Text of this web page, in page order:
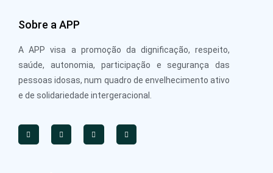
Sobre a APP
A APP visa a promoção da dignificação, respeito,
saúde, autonomia, participação e segurança das
pessoas idosas, num quadro de envelhecimento ativo
e de solidariedade intergeracional.